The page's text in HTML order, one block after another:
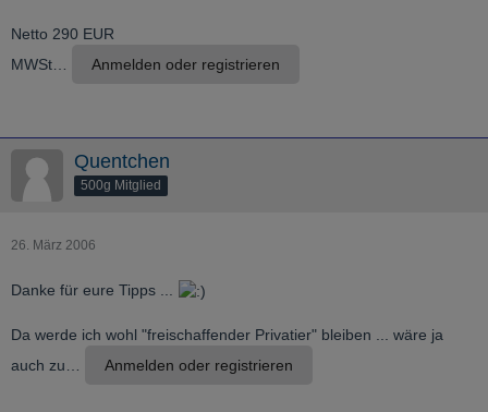
Netto 290 EUR
MWSt…
Anmelden oder registrieren
Quentchen
500g Mitglied
26. März 2006
Danke für eure Tipps ...
Da werde ich wohl "freischaffender Privatier" bleiben ... wäre ja
auch zu…
Anmelden oder registrieren